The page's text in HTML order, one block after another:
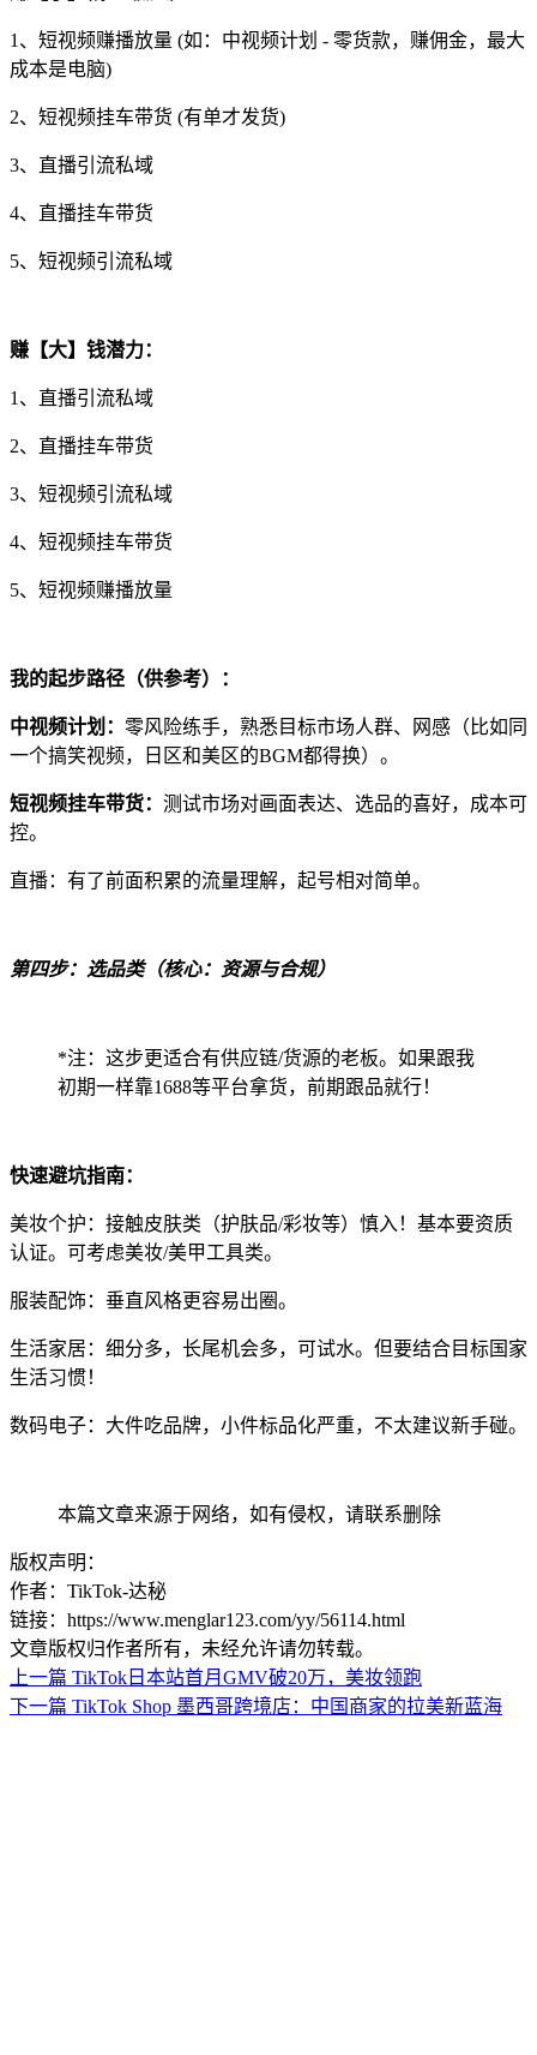
1、短视频赚播放量 (如：中视频计划 - 零货款，赚佣金，最大
成本是电脑)
2、短视频挂车带货 (有单才发货)
3、直播引流私域
4、直播挂车带货
5、短视频引流私域
赚【大】钱潜力：
1、直播引流私域
2、直播挂车带货
3、短视频引流私域
4、短视频挂车带货
5、短视频赚播放量
我的起步路径（供参考）：
中视频计划： 零风险练手，熟悉目标市场人群、网感（比如同
一个搞笑视频，日区和美区的BGM都得换）。
短视频挂车带货： 测试市场对画面表达、选品的喜好，成本可
控。
直播：有了前面积累的流量理解，起号相对简单。
第四步：选品类（核心：资源与合规）
*注：这步更适合有供应链/货源的老板。如果跟我
初期一样靠1688等平台拿货，前期跟品就行！
快速避坑指南：
美妆个护：接触皮肤类（护肤品/彩妆等）慎入！基本要资质
认证。可考虑美妆/美甲工具类。
服装配饰：垂直风格更容易出圈。
生活家居：细分多，长尾机会多，可试水。但要结合目标国家
生活习惯！
数码电子：大件吃品牌，小件标品化严重，不太建议新手碰。
本篇文章来源于网络，如有侵权，请联系删除
版权声明：
作者：TikTok-达秘
链接：https://www.menglar123.com/yy/56114.html
文章版权归作者所有，未经允许请勿转载。
上一篇 TikTok日本站首月GMV破20万，美妆领跑
下一篇 TikTok Shop 墨西哥跨境店：中国商家的拉美新蓝海